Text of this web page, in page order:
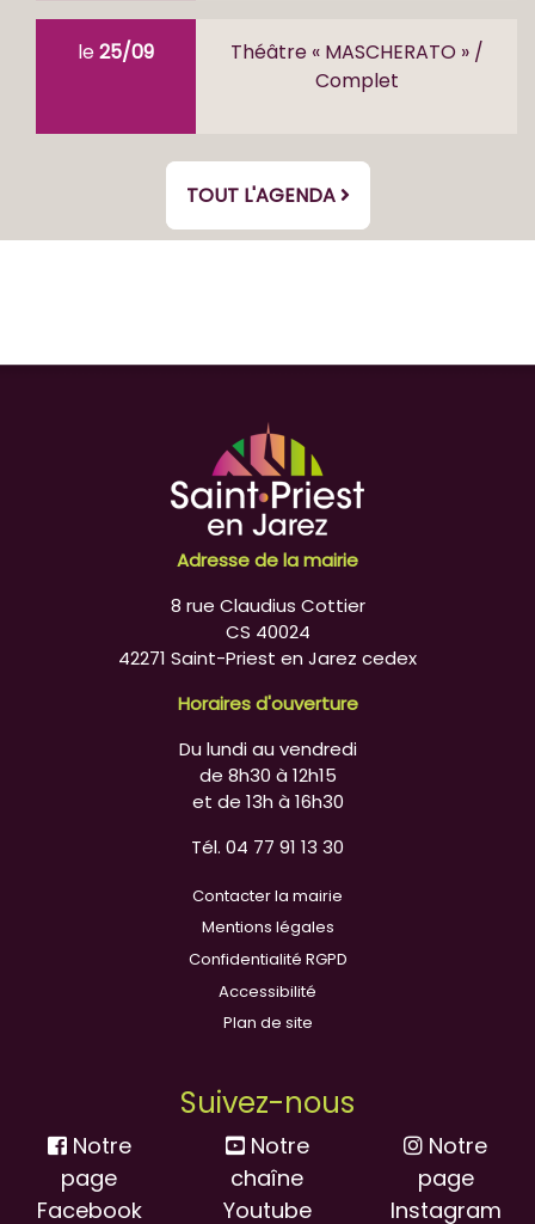
le25/09
Théâtre « MASCHERATO » /
Complet
TOUT L'AGENDA
Adresse de la mairie
8 rue Claudius Cottier
CS 40024
42271 Saint-Priest en Jarez cedex
Horaires d'ouverture
Du lundi au vendredi
de 8h30 à 12h15
et de 13h à 16h30
Tél. 04 77 91 13 30
Contacter la mairie
Mentions légales
Confidentialité RGPD
Accessibilité
Plan de site
Suivez-nous
Notre
page
Facebook
Notre
chaîne
Youtube
Notre
page
Instagram